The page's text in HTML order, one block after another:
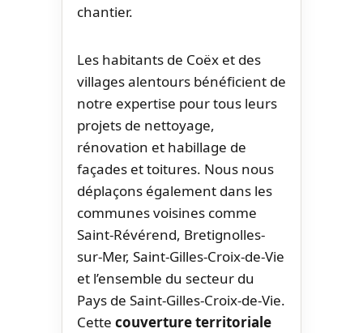
chantier.
Les habitants de Coëx et des
villages alentours bénéficient de
notre expertise pour tous leurs
projets de nettoyage,
rénovation et habillage de
façades et toitures. Nous nous
déplaçons également dans les
communes voisines comme
Saint-Révérend, Bretignolles-
sur-Mer, Saint-Gilles-Croix-de-Vie
et l’ensemble du secteur du
Pays de Saint-Gilles-Croix-de-Vie.
Cette couverture territoriale